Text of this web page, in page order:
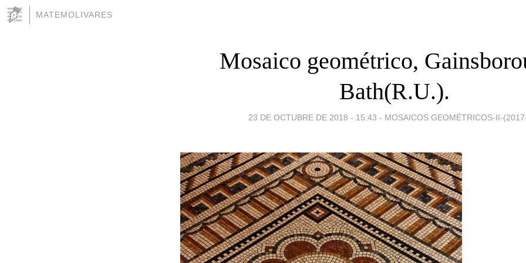
MATEMOLIVARES
Mosaico geométrico,
Bath(R.U.).
23 DE OCTUBRE DE 2018 - 15:43 - MOSAICOS GEOMÉTRICOS-II-